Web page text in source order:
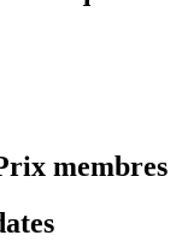
membres